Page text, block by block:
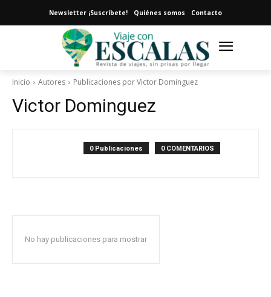
Newsletter ¡Suscríbete! Quiénes somos Contacto
Inicio Autores Publicaciones por Victor Dominguez
Victor Dominguez
0 Publicaciones 0 COMENTARIOS
No hay publicaciones para mostrar